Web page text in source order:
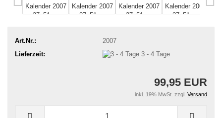
Art.Nr.:
2007
Lieferzeit:
3 - 4 Tage
99,95 EUR
inkl. 19% MwSt. zzgl. Versand